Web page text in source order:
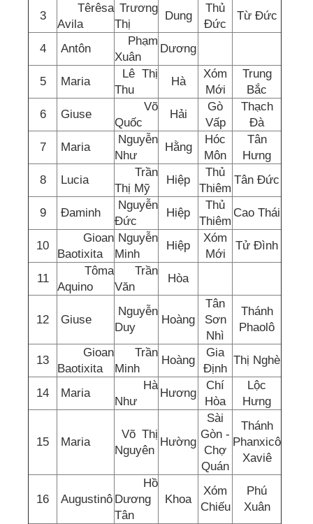
3
Têrêsa
Avila
Trương
Thị
Dung
Thủ
Đức
Từ Đức
4 Antôn
Phạm
Xuân
Dương
5 Maria
Lê Thị
Thu
Hà
Xóm
Mới
Trung
Bắc
6
Giuse
Võ
Quốc
Hải
Gò
Vấp
Thạch
Đà
7
Maria
Nguyễn
Như
Hằng
Hóc
Môn
Tân
Hưng
8
Lucia
Trần
Thị Mỹ
Hiệp
Thủ
Thiêm
Tân Đức
9 Đaminh
Nguyễn
Đức
Hiệp
Thủ
Thiêm
Cao Thái
10
Gioan
Baotixita
Nguyễn
Minh
Hiệp
Xóm
Mới
Tử Đình
11
Tôma
Aquino
Trần
Văn
Hòa
12 Giuse
Nguyễn
Duy
Hoàng
Tân
Sơn
Nhì
Thánh
Phaolô
13
Gioan
Baotixita
Trần
Minh
Hoàng
Gia
Định
Thị Nghè
14 Maria
Hà
Như
Hương
Chí
Hòa
Lộc
Hưng
15 Maria
Võ Thị
Nguyên
Hường
Sài
Gòn -
Chợ
Quán
Thánh
Phanxicô
Xaviê
16 Augustinô
Hồ
Dương
Tân
Khoa
Xóm
Chiếu
Phú
Xuân